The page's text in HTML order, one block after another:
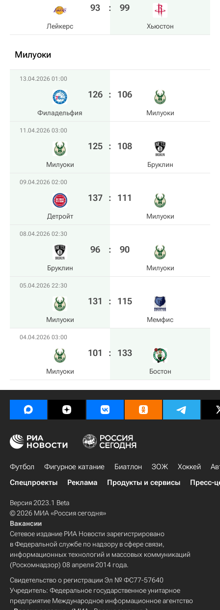
Лейкерс
93 : 99
Хьюстон
Милуоки
13.04.2026 01:00
Филадельфия
126 : 106
Милуоки
11.04.2026 03:00
Милуоки
125 : 108
Бруклин
09.04.2026 02:00
Детройт
137 : 111
Милуоки
08.04.2026 02:30
Бруклин
96 : 90
Милуоки
05.04.2026 22:30
Милуоки
131 : 115
Мемфис
04.04.2026 03:00
Милуоки
101 : 133
Бостон
Футбол Фигурное катание Биатлон ЗОЖ Хоккей
Спецпроекты
Реклама Продукты и сервисы Пресс-
Версия 2023.1 Beta
© 2026 МИА «Россия сегодня»
Вакансии
Сетевое издание РИА Новости зарегистрировано
в Федеральной службе по надзору в сфере связи,
информационных технологий и массовых коммуникаций
(Роскомнадзор) 08 апреля 2014 года.
Свидетельство о регистрации Эл № ФС77-57640
Учредитель: Федеральное государственное унитарное
предприятие Международное информационное агентство